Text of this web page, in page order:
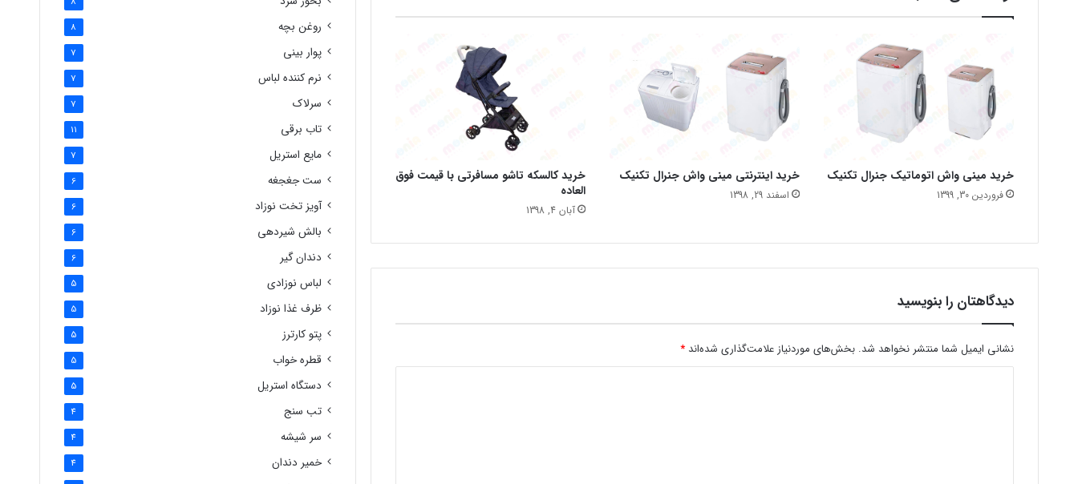
خرید مینی واش اتوماتیک جنرال تکنیک
فروردین 30, 1399
خرید اینترنتی مینی واش جنرال تکنیک
اسفند 29, 1398
خرید کالسکه تاشو مسافرتی با قیمت فوق
العاده
آبان 4, 1398
دیدگاهتان را بنویسید
نشانی ایمیل شما منتشر نخواهد شد. بخش‌های موردنیاز علامت‌گذاری شده‌اند *
روغن بچه 8
پوار بینی 7
نرم کننده لباس 7
سرلاک 7
تاب برقی 11
مایع استریل 7
ست جغجغه 6
آویز تخت نوزاد 6
بالش شیردهی 6
دندان گیر 6
لباس نوزادی 5
ظرف غذا نوزاد 5
پتو کارترز 5
قطره خواب 5
دستگاه استریل 5
تب سنج 4
سر شیشه 4
خمیر دندان 4